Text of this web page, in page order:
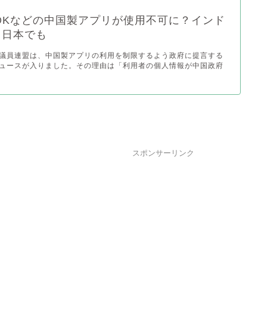
などの中国製アプリが使用不可に？インド
本でも
員連盟は、中国製アプリの利用を制限するよう政府に提言する
ースが入りました。その理由は「利用者の個人情報が中国政府
スポンサーリンク